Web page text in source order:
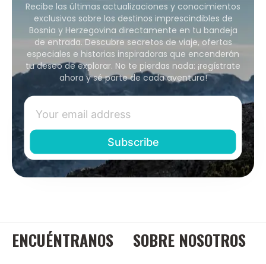
Recibe las últimas actualizaciones y conocimientos
exclusivos sobre los destinos imprescindibles de
Bosnia y Herzegovina directamente en tu bandeja
de entrada. Descubre secretos de viaje, ofertas
especiales e historias inspiradoras que encenderán
tu deseo de explorar. No te pierdas nada: ¡regístrate
ahora y sé parte de cada aventura!
ENCUÉNTRANOS SOBRE NOSOTROS